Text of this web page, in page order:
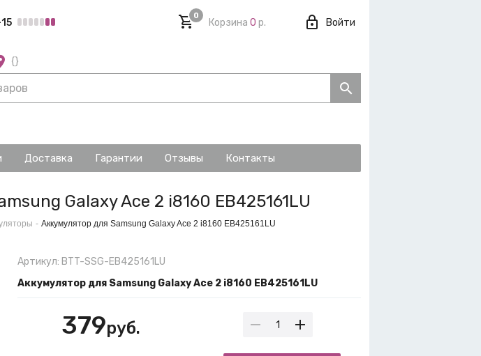
0
Корзина 0 р. Войти
{}
Доставка Гарантии Отзывы Контакты
Galaxy Ace 2 i8160 EB425161LU
- Аккумулятор для Samsung Galaxy Ace 2 i8160 EB425161LU
Артикул: BTT-SSG-EB425161LU
Аккумулятор для Samsung Galaxy Ace 2 i8160 EB425161LU
379руб.